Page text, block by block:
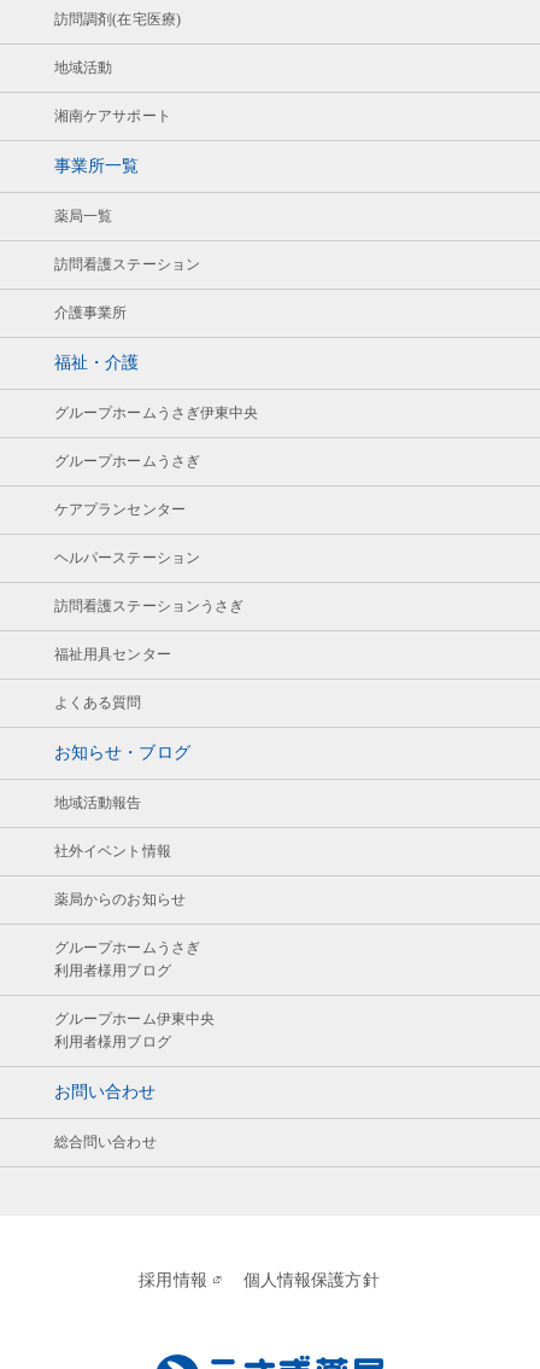
訪問調剤(在宅医療)
地域活動
湘南ケアサポート
事業所一覧
薬局一覧
訪問看護ステーション
介護事業所
福祉・介護
グループホームうさぎ伊東中央
グループホームうさぎ
ケアプランセンター
ヘルパーステーション
訪問看護ステーションうさぎ
福祉用具センター
よくある質問
お知らせ・ブログ
地域活動報告
社外イベント情報
薬局からのお知らせ
グループホームうさぎ
利用者様用ブログ
グループホーム伊東中央
利用者様用ブログ
お問い合わせ
総合問い合わせ
採用情報 個人情報保護方針